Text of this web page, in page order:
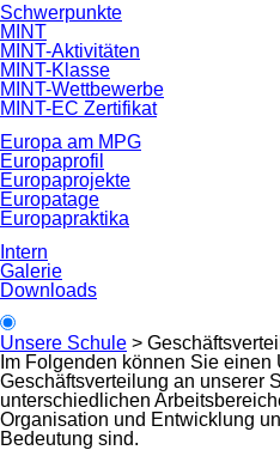
Schwerpunkte
MINT
MINT-Aktivitäten
MINT-Klasse
MINT-Wettbewerbe
MINT-EC Zertifikat
Europa am MPG
Europaprofil
Europaprojekte
Europatage
Europapraktika
Intern
Galerie
Downloads
Unsere Schule >
Im Folgenden können Sie
Geschäftsverteilung an unserer
unterschiedlichen
Organisation und Entwicklung
Bedeutung sind.